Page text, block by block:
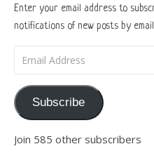
Enter your email address to
notifications of new posts by
Subscribe
Join 585 other subscribers